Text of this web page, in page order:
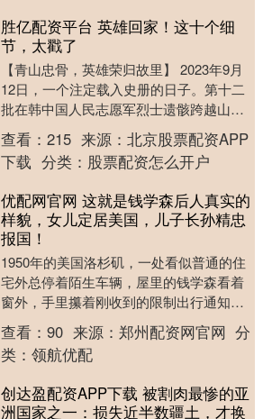
胜亿配资平台 英雄回家！这十个细
节，太戳了
【青山忠骨，英雄荣归故里】 2023年9月
12日，一个注定载入史册的日子。第十二
批在韩中国人民志愿军烈士遗骸跨越山
海，终于回到阔别七十余载的祖国怀抱。
从仁川国际....
查看： 215 来源： 北京股票配资APP
下载 分类： 股票配资怎么开户
优配网官网 这就是钱学森后人真实的
样貌，女儿定居美国，儿子长孙精忠
报国！
1950年的美国洛杉矶，一处看似普通的住
宅外总停着陌生车辆，屋里的钱学森看着
窗外，手里攥着刚收到的限制出行通知
——美国以“涉嫌共产主义”为由，要软禁
他。 这一禁....
查看： 90 来源： 郑州配资网官网 分
类： 领航优配
创达盈配资APP下载 被割肉最惨的亚
洲国家之一：损失近半数疆土，才换